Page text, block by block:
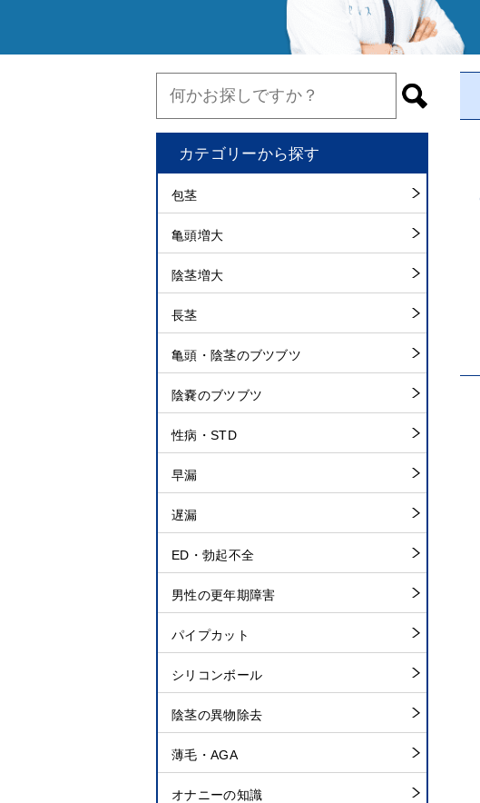
カテゴリーから探す
包茎
亀頭増大
陰茎増大
長茎
亀頭・陰茎のブツブツ
陰嚢のブツブツ
性病・STD
早漏
遅漏
ED・勃起不全
男性の更年期障害
パイプカット
シリコンボール
陰茎の異物除去
薄毛・AGA
オナニーの知識